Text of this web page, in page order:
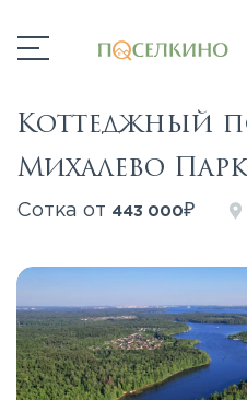
Коттеджный
Михалево Парк
Сотка от 443 000₽